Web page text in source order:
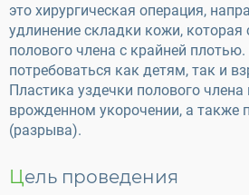
это хирургическая операция,
удлинение складки кожи, которая
полового члена с крайней
потребоваться как детям, так и
Пластика уздечки полового члена
врожденном укорочении, а также
(разрыва).
Цель проведения